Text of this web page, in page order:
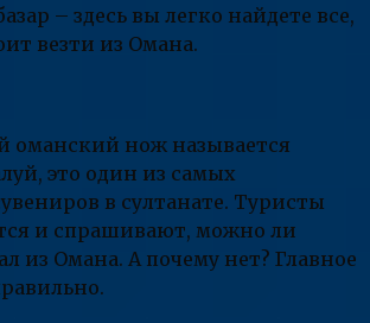
– здесь вы легко найдете все,
везти из Омана.
оманский нож называется
это один из самых
в султанате. Туристы
и спрашивают, можно ли
из Омана. А почему нет? Главное